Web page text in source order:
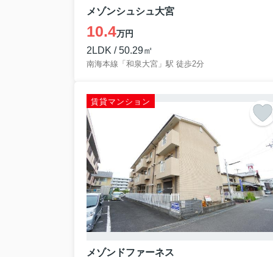
メゾンシュシュ大宮
10.4万円
2LDK / 50.29㎡
南海本線「和泉大宮」駅 徒歩2分
賃貸マンション
メゾンドファーネス